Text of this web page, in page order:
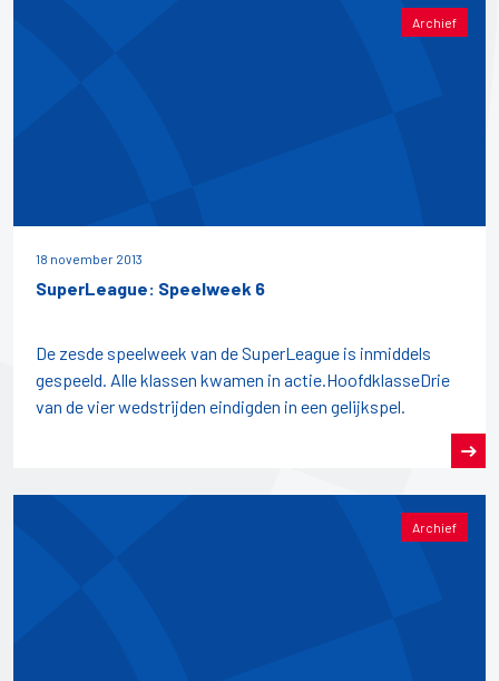
Archief
18 november 2013
SuperLeague: Speelweek 6
De zesde speelweek van de SuperLeague is inmiddels
gespeeld. Alle klassen kwamen in actie.HoofdklasseDrie
van de vier wedstrijden eindigden in een gelijkspel.
Archief